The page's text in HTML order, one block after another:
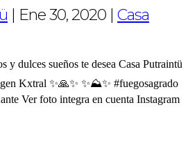
| Ene 30, 2020 | Casa
y dulces sueños te desea Casa Putraintü
Kxtral ✨🙏✨ ✨⛰️✨ #fuegosagrado
Ver foto integra en cuenta Instagram